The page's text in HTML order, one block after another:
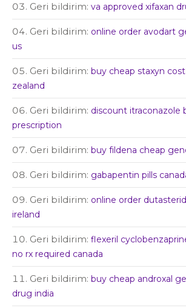
Geri bildirim: va approved xifaxan
Geri bildirim: online order avodart
us
Geri bildirim: buy cheap staxyn
zealand
Geri bildirim: discount itraconazole
prescription
Geri bildirim: buy fildena cheap
Geri bildirim: gabapentin pills
Geri bildirim: online order
ireland
Geri bildirim: flexeril
no rx required canada
Geri bildirim: buy cheap androxal
drug india